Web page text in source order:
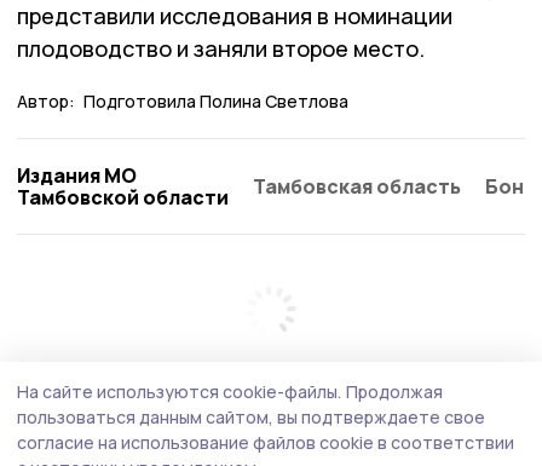
представили исследования в номинации
плодоводство и заняли второе место.
Автор: Подготовила Полина Светлова
Издания МО
Тамбовской области
Тамбовская область
На сайте используются cookie-файлы. Продолжая
пользоваться данным сайтом, вы подтверждаете свое
согласие на использование файлов cookie в соответствии